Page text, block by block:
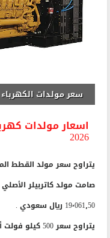
سعر مولدات الكهرباء
اسعار مولدات
2026
يتراوح سعر مولد القطط
19٬061٫50 ريال سعودي .